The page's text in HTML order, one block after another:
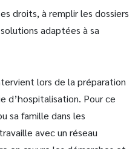
droits, à remplir les dossiers
adaptées à sa
lors de la préparation
d’hospitalisation. Pour ce
sa famille dans les
avec un réseau